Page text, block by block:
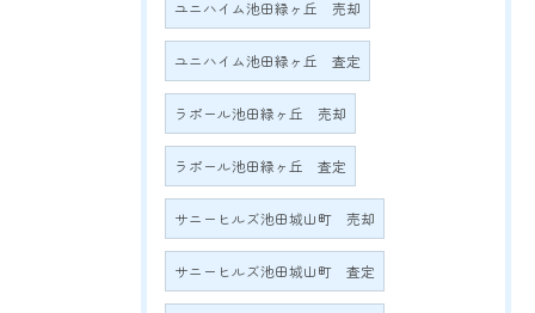
ユニハイム池田緑ヶ丘 売却
ユニハイム池田緑ヶ丘 査定
ラポール池田緑ヶ丘 売却
ラポール池田緑ヶ丘 査定
サニーヒルズ池田城山町 売却
サニーヒルズ池田城山町 査定